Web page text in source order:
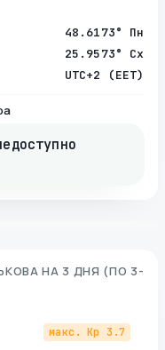
48.6173° Пн
25.9573° Сх
UTC+2 (EET)
НА 3 ДНЯ (ПО 3-
макс. Kp 3.7